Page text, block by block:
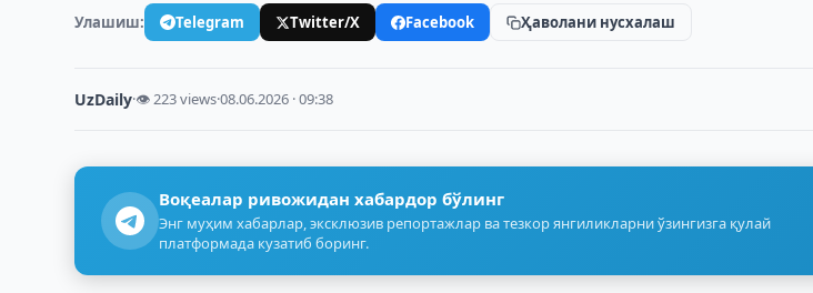
Улашиш: Telegram Twitter/X Facebook Ҳаволани нусхалаш
UzDaily·👁 223 views·08.06.2026 · 09:38
Воқеалар ривожидан хабардор бўлинг
Энг муҳим хабарлар, эксклюзив репортажлар ва тезкор янгиликларни ўзингизга қулай
платформада кузатиб боринг.